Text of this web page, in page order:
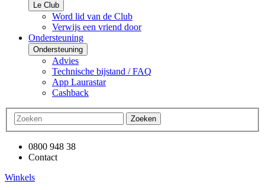
Le Club
Word lid van de Club
Verwijs een vriend door
Ondersteuning
Ondersteuning
Advies
Technische bijstand / FAQ
App Laurastar
Cashback
Zoeken
0800 948 38
Contact
Winkels